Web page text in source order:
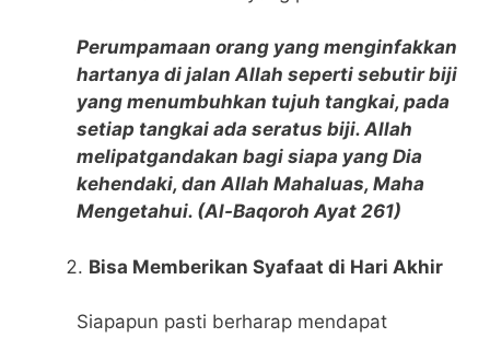
Perumpamaan orang yang menginfakkan
hartanya di jalan Allah seperti sebutir biji
yang menumbuhkan tujuh tangkai, pada
setiap tangkai ada seratus biji. Allah
melipatgandakan bagi siapa yang Dia
kehendaki, dan Allah Mahaluas, Maha
Mengetahui. (Al-Baqoroh Ayat 261)
Bisa Memberikan Syafaat di Hari Akhir
Siapapun pasti berharap mendapat